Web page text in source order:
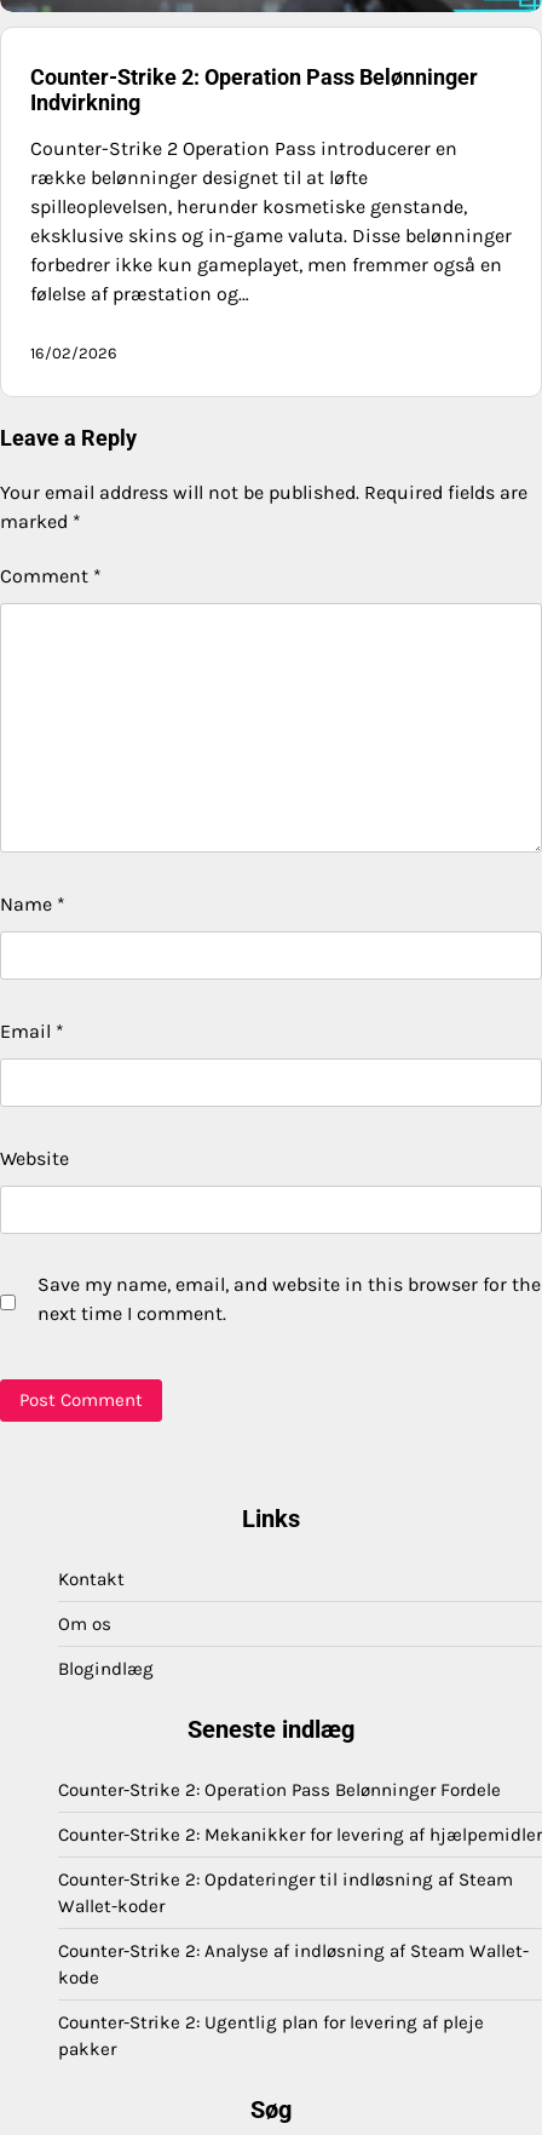
Counter-Strike 2: Operation Pass Belønninger
Indvirkning
Counter-Strike 2 Operation Pass introducerer en
række belønninger designet til at løfte
spilleoplevelsen, herunder kosmetiske genstande,
eksklusive skins og in-game valuta. Disse belønninger
forbedrer ikke kun gameplayet, men fremmer også en
følelse af præstation og…
16/02/2026
Leave a Reply
Your email address will not be published. Required fields are
marked *
Comment *
Name *
Email *
Website
Save my name, email, and website in this browser for the
next time I comment.
Links
Kontakt
Om os
Blogindlæg
Seneste indlæg
Counter-Strike 2: Operation Pass Belønninger Fordele
Counter-Strike 2: Mekanikker for levering af hjælpemidler
Counter-Strike 2: Opdateringer til indløsning af Steam
Wallet-koder
Counter-Strike 2: Analyse af indløsning af Steam Wallet-
kode
Counter-Strike 2: Ugentlig plan for levering af pleje
pakker
Søg